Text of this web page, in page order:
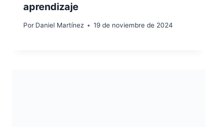
aprendizaje
Por Daniel Martínez 19 de noviembre de 2024